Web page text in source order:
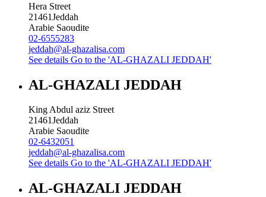
Hera Street
21461Jeddah
Arabie Saoudite
02-6555283
jeddah@al-ghazalisa.com
See details Go to the 'AL-GHAZALI JEDDAH'
AL-GHAZALI JEDDAH
King Abdul aziz Street
21461Jeddah
Arabie Saoudite
02-6432051
jeddah@al-ghazalisa.com
See details Go to the 'AL-GHAZALI JEDDAH'
AL-GHAZALI JEDDAH